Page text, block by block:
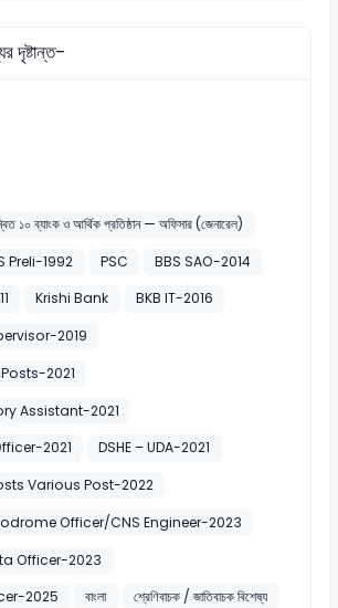
দৃষ্টান্ত-
১০ ব্যাংক ও আর্থিক প্রতিষ্ঠান — অফিসার (জেনারেল)
Preli-1992 PSC
BBS SAO-2014
Krishi Bank
BKB IT-2016
2019
2021
Assistant-2021
2021
DSHE – UDA-2021
Various Post-2022
Officer/CNS Engineer-2023
Officer-2023
2025
বাংলা শ্রেণিবাচক / জাতিবাচক বিশেষ্য